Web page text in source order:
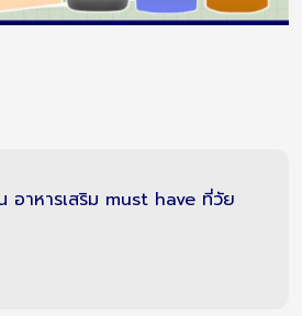
อาหารเสริม must have ที่วัย